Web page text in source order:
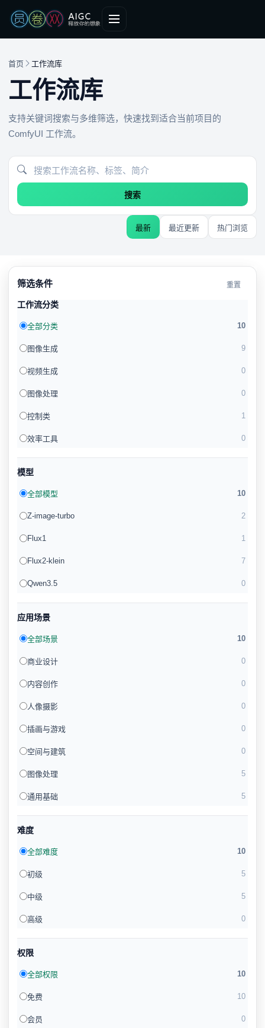
首页 工作流库
工作流库
支持关键词搜索与多维筛选，快速找到适合当前项目的
ComfyUI 工作流。
搜索
最新 最近更新 热门浏览
筛选条件 重置
工作流分类
全部分类 10
图像生成 9
视频生成 0
图像处理 0
控制类 1
效率工具 0
模型
全部模型 10
Z-image-turbo 2
Flux1 1
Flux2-klein 7
Qwen3.5 0
应用场景
全部场景 10
商业设计 0
内容创作 0
人像摄影 0
插画与游戏 0
空间与建筑 0
图像处理 5
通用基础 5
难度
全部难度 10
初级 5
中级 5
高级 0
权限
全部权限 10
免费 10
会员 0